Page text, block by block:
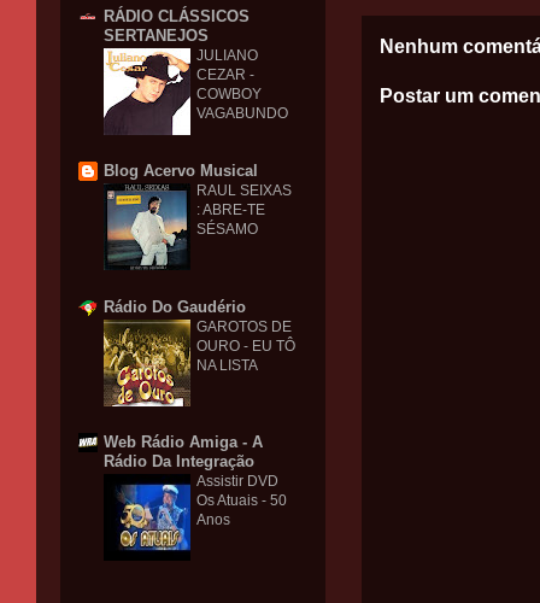
Nenhum
Postar um
RÁDIO CLÁSSICOS
SERTANEJOS
JULIANO
CEZAR -
COWBOY
VAGABUNDO
Blog Acervo Musical
RAUL SEIXAS
: ABRE-TE
SÉSAMO
Rádio Do Gaudério
GAROTOS DE
OURO - EU TÔ
NA LISTA
Web Rádio Amiga - A
Rádio Da Integração
Assistir DVD
Os Atuais - 50
Anos